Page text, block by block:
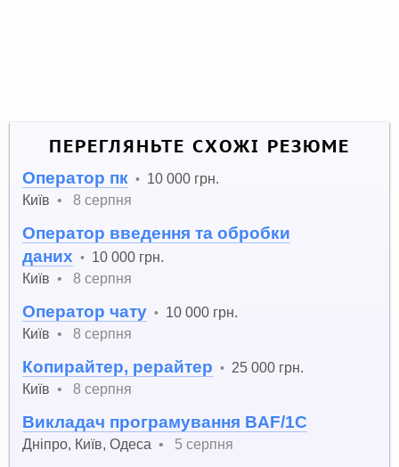
ПЕРЕГЛЯНЬТЕ СХОЖІ РЕЗЮМЕ
Оператор пк • 10 000 грн.
Київ • 8 серпня
Оператор введення та обробки
даних • 10 000 грн.
Київ • 8 серпня
Оператор чату • 10 000 грн.
Київ • 8 серпня
Копирайтер, рерайтер • 25 000 грн.
Київ • 8 серпня
Викладач програмування BAF/1С
Дніпро, Київ,Одеса • 5 серпня